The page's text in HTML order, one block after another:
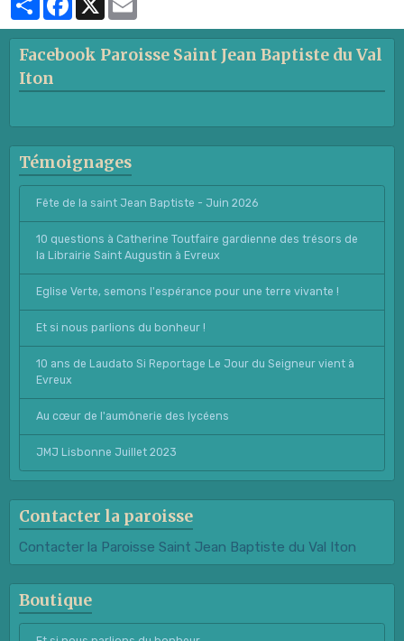
Facebook Paroisse Saint Jean Baptiste du Val
Iton
Témoignages
Fête de la saint Jean Baptiste - Juin 2026
10 questions à Catherine Toutfaire gardienne des trésors de
la Librairie Saint Augustin à Evreux
Eglise Verte, semons l'espérance pour une terre vivante !
Et si nous parlions du bonheur !
10 ans de Laudato Si Reportage Le Jour du Seigneur vient à
Evreux
Au cœur de l'aumônerie des lycéens
JMJ Lisbonne Juillet 2023
Contacter la paroisse
Contacter la Paroisse Saint Jean Baptiste du Val Iton
Boutique